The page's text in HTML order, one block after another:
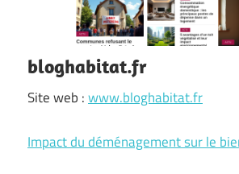
bloghabitat.fr
Site web :www.bloghabitat.fr
Impact du déménagement sur le